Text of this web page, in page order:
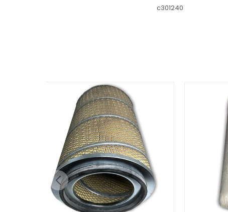
c301240